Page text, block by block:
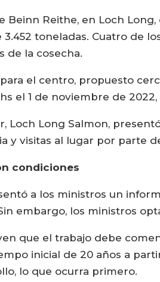
Beinn Reithe, en Loch
3.452 toneladas. Cuatro de
de la cosecha.
el centro, propuesto
el 1 de noviembre de
Loch Long Salmon,
y visitas al lugar por parte
condiciones
a los ministros un
embargo, los ministros
que el trabajo debe
inicial de 20 años a
lo que ocurra primero.